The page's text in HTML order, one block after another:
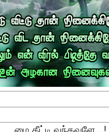
மை தீட்டி வந்தவளே…!